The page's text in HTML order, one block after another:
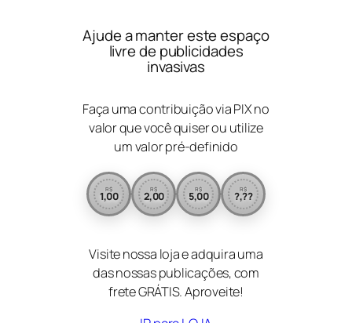
Ajude a manter este espaço
livre de publicidades
invasivas
Faça uma contribuição via PIX no
valor que você quiser ou utilize
um valor pré-definido
R$
1,00
R$
2,00
R$
5,00
R$
?,??
Visite nossa loja e adquira uma
das nossas publicações, com
frete GRÁTIS. Aproveite!